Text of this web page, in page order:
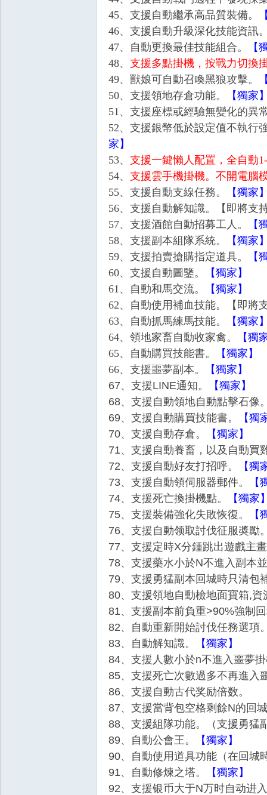
45、支援自動繼承高品質裝備。
46、支援自動升級深化技能資訊
47、自動更換最佳技能組合。
【
48、 支援多點掛機，按戰力切換
49、獸娘可自動召喚黑狼攻擊。
50、支援領地存倉功能。
【獨家
51、支援座標或經驗無變化的異
52、支援銀幣低於設定值不執行
家】
53、 支援一鍵懶人配置，全自動
54、 支援雲手機掛機。不開電腦
55、支援自動支線任務。
【獨家
56、支援自動解知識。【即將支
57、支援酒館自動招募工人。
【
58、支援副本組隊系統。
【獨家
59、支援拍賣搶購指定道具。
【
60、支援自動圖鑒。
【獨家】
61、自動和馬交流。
【獨家】
62、自動使用補血技能。
【即將
63、自動抓馬練馬技能。
【獨家
64、領地家畜自動收家禽。
【獨
65、自動購買技能書。
【獨家】
66、支援噩夢副本。
【獨家】
67、支援LINE通知。
【獨家】
68、支援自動領地自動點擊石像
69、支援自動購買技能書。
【獨
70、支援自動存倉。
【獨家】
71、支援自動養畜，以及自動買
72、支援自動好友打招呼。
【獨
73、支援自動領伺服器郵件。
【
74、支援死亡換掛機點。
【獨家
75、支援裝備強化失敗恢復。
【
76、支援自動领取討伐征服奬勵
77、支援定時X分鍾跳出遊戲主
78、支援藥水小於N不進入副本
79、支援勇猛副本回城時只清包
80、支援領地自動檢地面寶箱,資
81、支援副本前負重>90%強制
82、自動重新開始討伐任務選項
83、自動解知識。
【獨家】
84、支援人數小於n不進入噩夢
85、支援死亡次數過多不再進入
86、支援自動古代奖励倍数。
87、支援當背包空格剩餘N的回
88、支援組隊功能。（支援勇猛
89、自動公會王。
【獨家】
90、自動使用道具功能（在回城
91、自動修煉之塔。
【獨家】
92、支援银币大于N万时自动进